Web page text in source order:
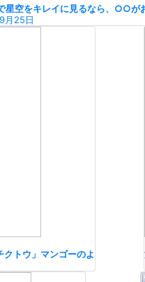
星空をキレイに見るなら、○○が
月25日
トウ」マンゴーのよ